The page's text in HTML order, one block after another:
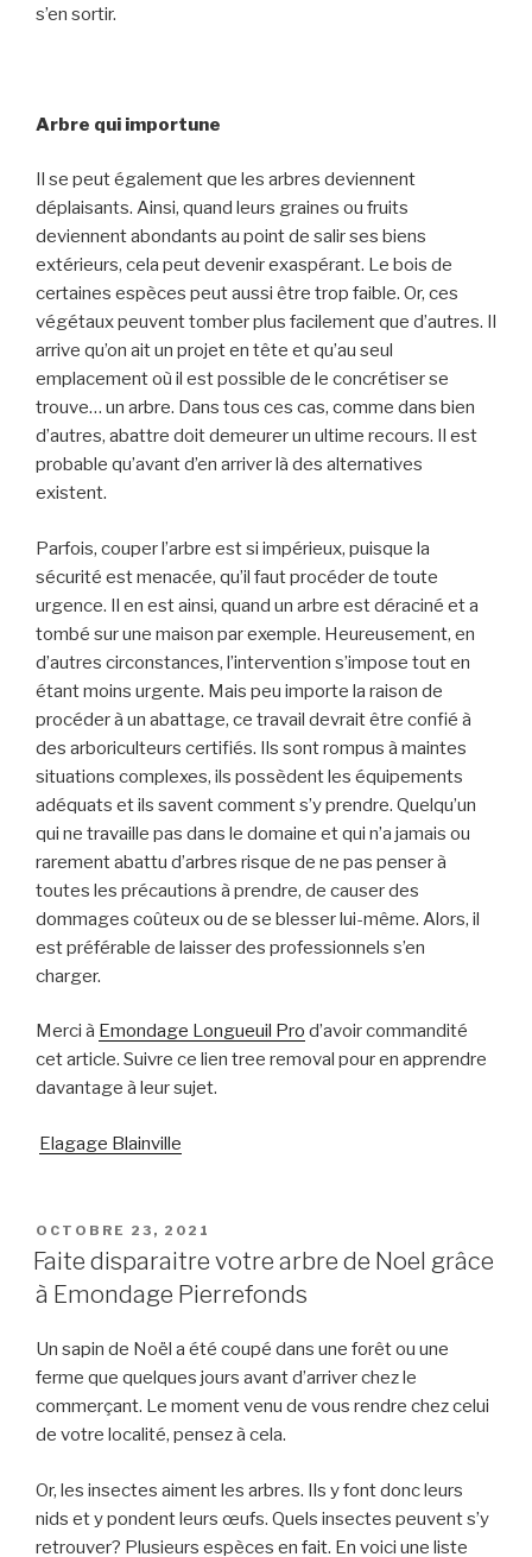
s’en sortir.
Arbre qui importune
Il se peut également que les arbres deviennent
déplaisants. Ainsi, quand leurs graines ou fruits
deviennent abondants au point de salir ses biens
extérieurs, cela peut devenir exaspérant. Le bois de
certaines espèces peut aussi être trop faible. Or, ces
végétaux peuvent tomber plus facilement que d’autres. Il
arrive qu’on ait un projet en tête et qu’au seul
emplacement où il est possible de le concrétiser se
trouve… un arbre. Dans tous ces cas, comme dans bien
d’autres, abattre doit demeurer un ultime recours. Il est
probable qu’avant d’en arriver là des alternatives
existent.
Parfois, couper l’arbre est si impérieux, puisque la
sécurité est menacée, qu’il faut procéder de toute
urgence. Il en est ainsi, quand un arbre est déraciné et a
tombé sur une maison par exemple. Heureusement, en
d’autres circonstances, l’intervention s’impose tout en
étant moins urgente. Mais peu importe la raison de
procéder à un abattage, ce travail devrait être confié à
des arboriculteurs certifiés. Ils sont rompus à maintes
situations complexes, ils possèdent les équipements
adéquats et ils savent comment s’y prendre. Quelqu’un
qui ne travaille pas dans le domaine et qui n’a jamais ou
rarement abattu d’arbres risque de ne pas penser à
toutes les précautions à prendre, de causer des
dommages coûteux ou de se blesser lui-même. Alors, il
est préférable de laisser des professionnels s’en
charger.
Merci à Emondage Longueuil Pro d’avoir commandité
cet article. Suivre ce lien tree removal pour en apprendre
davantage à leur sujet.
Elagage Blainville
PUBLIÉ
LE
OCTOBRE 23, 2021
Faite disparaitre votre arbre de Noel grâce
à Emondage Pierrefonds
Un sapin de Noël a été coupé dans une forêt ou une
ferme que quelques jours avant d’arriver chez le
commerçant. Le moment venu de vous rendre chez celui
de votre localité, pensez à cela.
Or, les insectes aiment les arbres. Ils y font donc leurs
nids et y pondent leurs œufs. Quels insectes peuvent s’y
retrouver? Plusieurs espèces en fait. En voici une liste